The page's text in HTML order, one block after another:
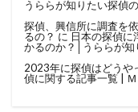
うららが知りたい探偵
探偵、興信所に調査を
るの？ に 日本の探偵に
かるのか？│うららが知
2023年に探偵はどうや
偵に関する記事一覧 |